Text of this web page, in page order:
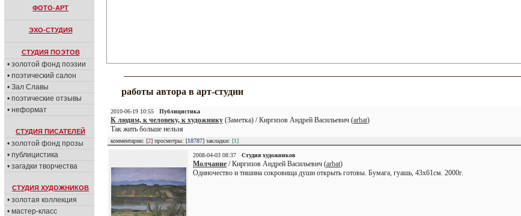
ФОТО-АРТ
ЭХО-СТУДИЯ
СТУДИЯ ПОЭТОВ
• золотой фонд поэзии
• поэтический салон
• Зал Славы
• поэтические отзывы
• неформат
СТУДИЯ ПИСАТЕЛЕЙ
• золотой фонд прозы
• публицистика
• загадки творчества
СТУДИЯ ХУДОЖНИКОВ
• золотая коллекция
• мастер-класс
работы автора в арт-студии
2010-06-19 10:55 Публицистика
К людям, к человеку, к художнику (Заметка) / Киргизов Андрей Васильевич (arbat)
Так жить больше нельзя
комментарии: [2] просмотры: [18787] закладки: [1]
2008-04-03 08:37 Студия художников
Молчание / Киргизов Андрей Васильевич (arbat)
Одиночество и тишина сокровища души открыть готовы. Бумага, гуашь, 43х61см. 2000г.